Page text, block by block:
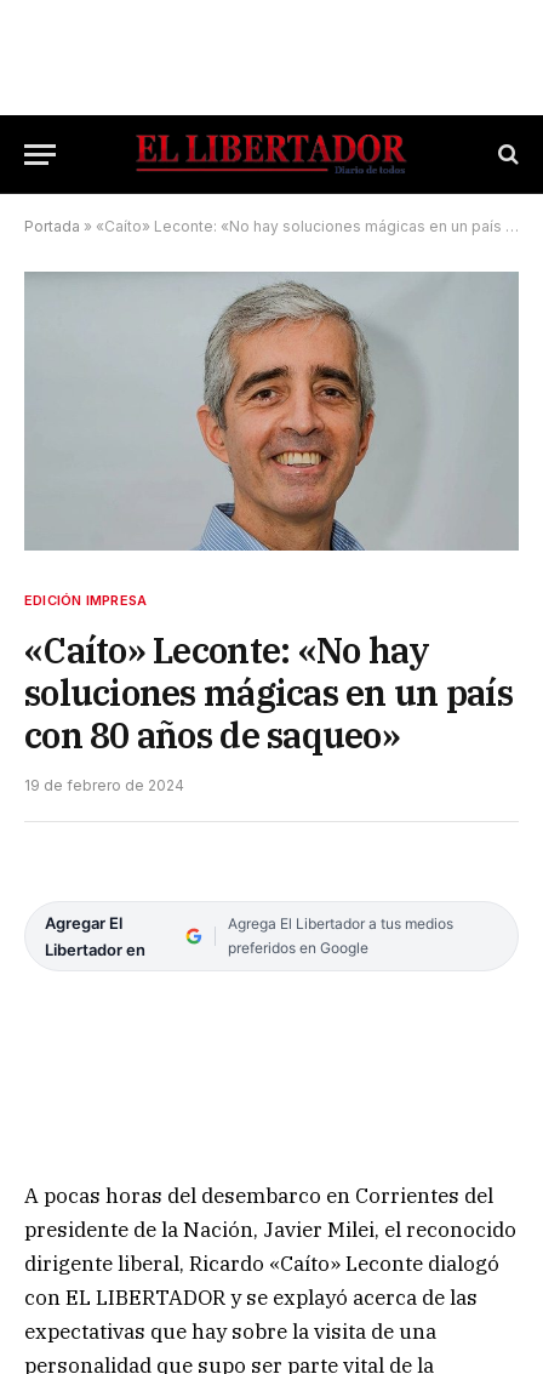
Portada » «Caíto» Leconte: «No hay soluciones mágicas en un país con 80 años de saqueo»
EDICIÓN IMPRESA
«Caíto» Leconte: «No hay
soluciones mágicas en un país
con 80 años de saqueo»
19 de febrero de 2024
Agregar El
Libertador en
Agrega El Libertador a tus medios
preferidos en Google
A pocas horas del desembarco en Corrientes del
presidente de la Nación, Javier Milei, el reconocido
dirigente liberal, Ricardo «Caíto» Leconte dialogó
con EL LIBERTADOR y se explayó acerca de las
expectativas que hay sobre la visita de una
personalidad que supo ser parte vital de la